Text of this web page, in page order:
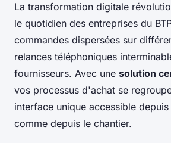
La transformation digitale
le quotidien des entreprises du
commandes dispersées sur
relances téléphoniques
fournisseurs. Avec une solution
vos processus d'achat se
interface unique accessible
comme depuis le chantier.